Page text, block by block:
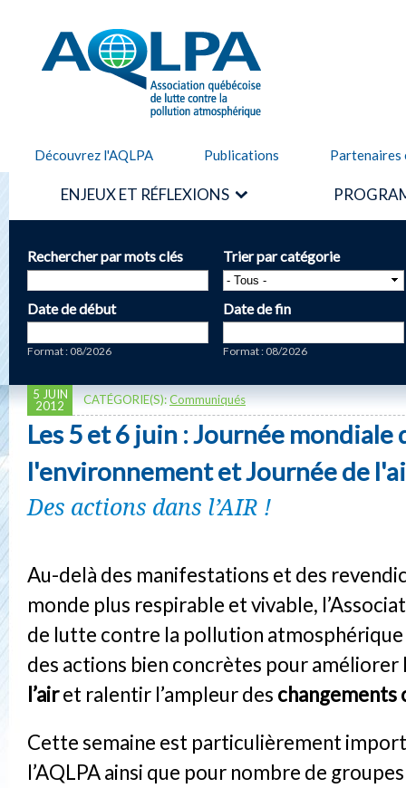
AQLPA
Découvrez l'AQLPA Publications Partenaires
ENJEUX ET RÉFLEXIONS
Rechercher par mots clés Trier par catégorie
Date de début
Format : 08/2026
Date de fin
Format : 08/2026
5 JUIN
2012
CATÉGORIE(S):Communiqués
Les 5 et 6 juin : Journée mondiale
l'environnement et Journée de
Des actions dans l’AIR !
Au-delà des manifestations et des
monde plus respirable et vivable,
de lutte contre la pollution atmosphérique
des actions bien concrètes pour améliorer
l’airet ralentir l’ampleur des changements
Cette semaine est particulièrement
l’AQLPA ainsi que pour nombre de groupes